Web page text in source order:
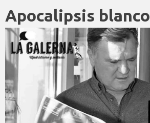
Apocalipsis blanco